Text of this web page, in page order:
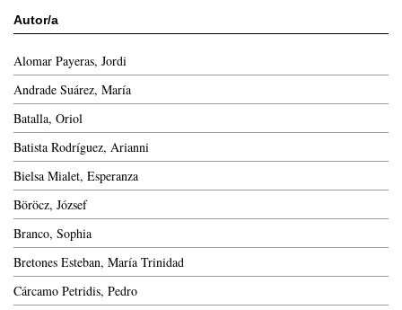
Autor/a
Alomar Payeras, Jordi
Andrade Suárez, María
Batalla, Oriol
Batista Rodríguez, Arianni
Bielsa Mialet, Esperanza
Böröcz, József
Branco, Sophia
Bretones Esteban, María Trinidad
Cárcamo Petridis, Pedro